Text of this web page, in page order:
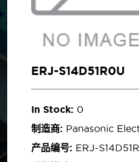
ERJ-S14D51R0U
In Stock: 0
制造商: Panasonic
产品编号: ERJ-